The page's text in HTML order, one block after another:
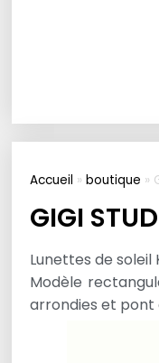
Accueil »boutique »
GIGI
Lunettes de soleil
Modèle
arrondies et pont